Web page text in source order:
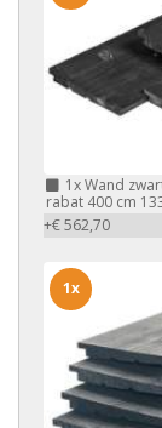
1xWand
rabat 400 cm
+€ 562,70
1x